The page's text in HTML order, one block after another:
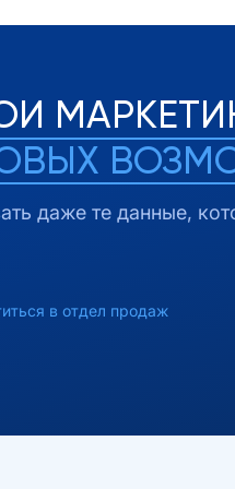
даже те данные,
в отдел продаж